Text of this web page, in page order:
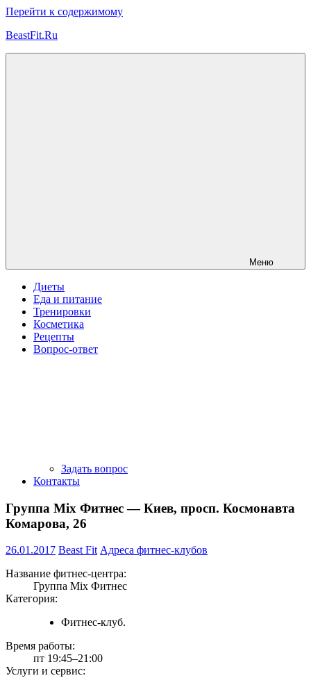
Перейти к содержимому
BeastFit.Ru
Меню
Диеты
Еда и питание
Тренировки
Косметика
Рецепты
Вопрос-ответ
Задать вопрос
Контакты
Группа Mix Фитнес — Киев, просп. Космонавта
Комарова, 26
26.01.2017 Beast Fit Адреса фитнес-клубов
Название фитнес-центра:
Группа Mix Фитнес
Категория:
Фитнес-клуб.
Время работы:
пт 19:45–21:00
Услуги и сервис: